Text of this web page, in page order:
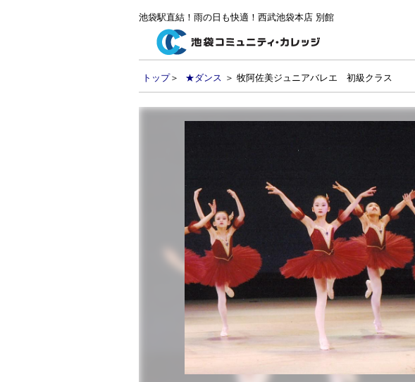
池袋駅直結！雨の日も快適！西武池袋本店 別館
トップ＞ ★ダンス ＞ 牧阿佐美ジュニアバレエ 初級クラス